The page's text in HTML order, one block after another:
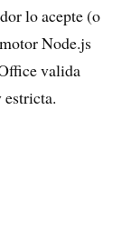
lo acepte (o
Node.js
valida